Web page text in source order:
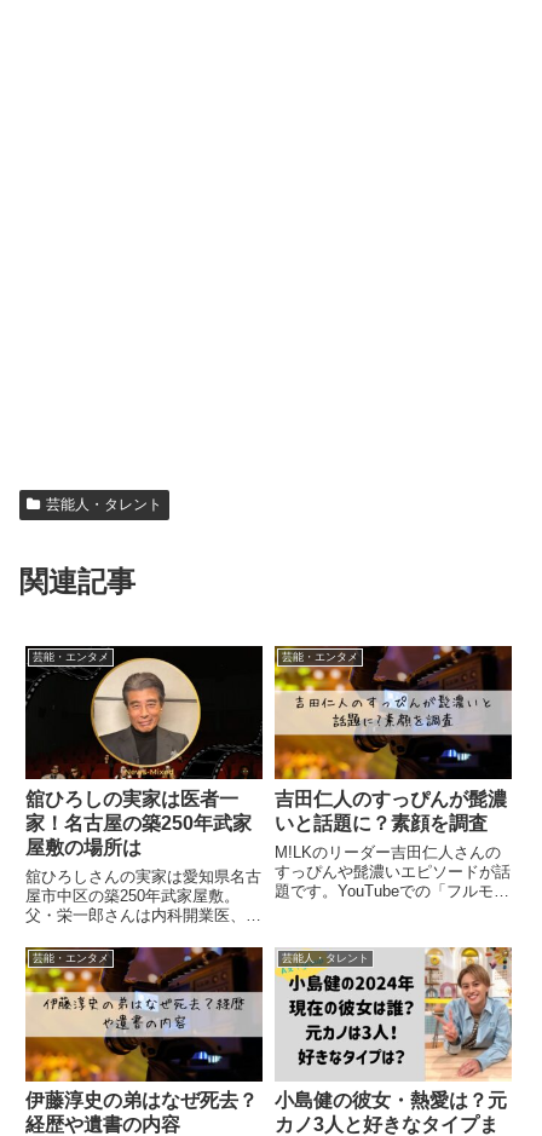
芸能人・タレント
関連記事
芸能・エンタメ
舘ひろしの実家は医者一
家！名古屋の築250年武家
屋敷の場所は
舘ひろしさんの実家は愛知県名古
屋市中区の築250年武家屋敷。
父・栄一郎さんは内科開業医、
人も全員医師の医者一家。高祖父
は尾張徳川家に仕えた武士で、母
は万古焼の家系出身。実家の住所
や家族構成を徹底調査。
芸能・エンタメ
吉田仁人のすっぴんが髭濃
いと話題に？素顔を調査
M!LKのリーダー吉田仁人さんの
すっぴんや髭濃いエピソードが話
題です。YouTubeでの「フルモ
しく調査しました。
芸能・エンタメ
伊藤淳史の弟はなぜ死去？
経歴や遺書の内容
芸能人・タレント
小島健の彼女・熱愛は？元
カノ3人と好きなタイプま